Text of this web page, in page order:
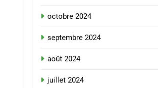
octobre 2024
septembre 2024
août 2024
juillet 2024